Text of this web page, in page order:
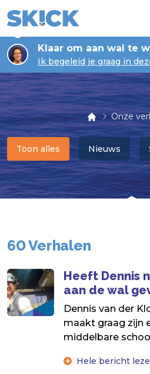
Klaar om aan wal te
Ik begeleid je graag in
Onze
Toon alles Nieuws
60 Verhalen
Heeft Dennis
aan de wal
Dennis van der
maakt graag zijn
middelbare
Hele bericht